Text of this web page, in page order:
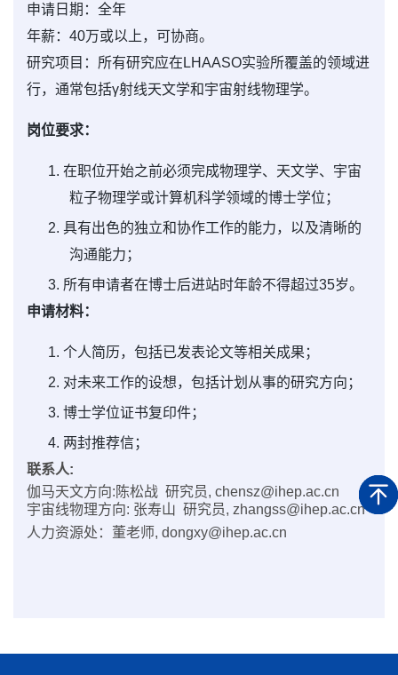
申请日期：全年
年薪：40万或以上，可协商。
研究项目：所有研究应在LHAASO实验所覆盖的领域进
行，通常包括γ射线天文学和宇宙射线物理学。
岗位要求：
1. 在职位开始之前必须完成物理学、天文学、宇宙
粒子物理学或计算机科学领域的博士学位；
2. 具有出色的独立和协作工作的能力，以及清晰的
沟通能力；
3. 所有申请者在博士后进站时年龄不得超过35岁。
申请材料：
1. 个人简历，包括已发表论文等相关成果；
2. 对未来工作的设想，包括计划从事的研究方向；
3. 博士学位证书复印件；
4. 两封推荐信；
联系人:
伽马天文方向:陈松战 研究员, chensz@ihep.ac.cn
宇宙线物理方向: 张寿山 研究员, zhangss@ihep.ac.cn
人力资源处：董老师, dongxy@ihep.ac.cn